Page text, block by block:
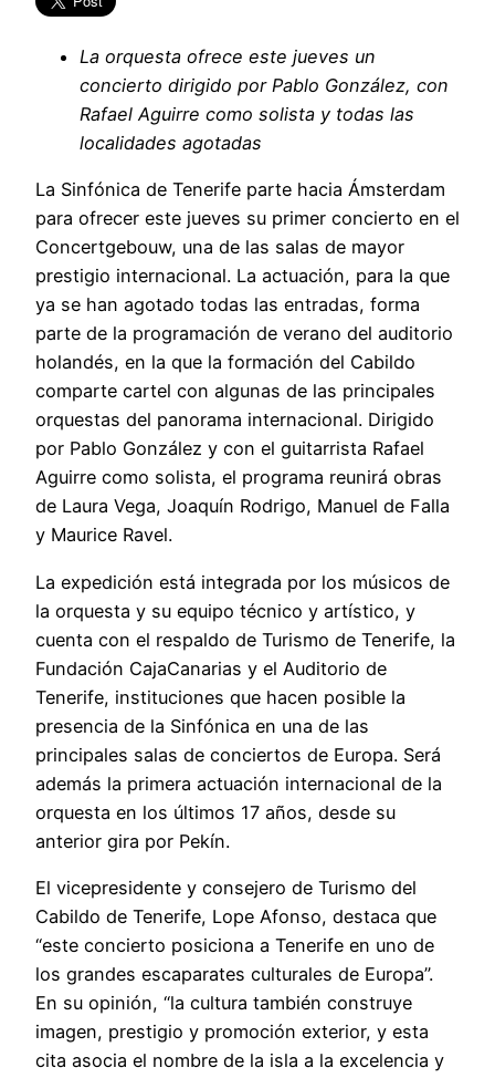
La orquesta ofrece este jueves un
concierto dirigido por Pablo González, con
Rafael Aguirre como solista y todas las
localidades agotadas
La Sinfónica de Tenerife parte hacia Ámsterdam
para ofrecer este jueves su primer concierto en el
Concertgebouw, una de las salas de mayor
prestigio internacional. La actuación, para la que
ya se han agotado todas las entradas, forma
parte de la programación de verano del auditorio
holandés, en la que la formación del Cabildo
comparte cartel con algunas de las principales
orquestas del panorama internacional. Dirigido
por Pablo González y con el guitarrista Rafael
Aguirre como solista, el programa reunirá obras
de Laura Vega, Joaquín Rodrigo, Manuel de Falla
y Maurice Ravel.
La expedición está integrada por los músicos de
la orquesta y su equipo técnico y artístico, y
cuenta con el respaldo de Turismo de Tenerife, la
Fundación CajaCanarias y el Auditorio de
Tenerife, instituciones que hacen posible la
presencia de la Sinfónica en una de las
principales salas de conciertos de Europa. Será
además la primera actuación internacional de la
orquesta en los últimos 17 años, desde su
anterior gira por Pekín.
El vicepresidente y consejero de Turismo del
Cabildo de Tenerife, Lope Afonso, destaca que
“este concierto posiciona a Tenerife en uno de
los grandes escaparates culturales de Europa”.
En su opinión, “la cultura también construye
imagen, prestigio y promoción exterior, y esta
cita asocia el nombre de la isla a la excelencia y